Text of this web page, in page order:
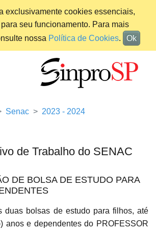
exclusivamente cookies essenciais,
seu funcionamento. Para mais
nossa Política de Cookies. Ok
Senac
2023 - 2024
de Trabalho do SENAC
DE BOLSA DE ESTUDO PARA
duas bolsas de estudo para filhos, até
anos e dependentes do PROFESSOR